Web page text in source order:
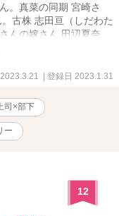
。真菜の同期 宮崎さ
古株 志田亘（しだわた
んの嫁さん 田辺夏奈
やたら強い
| 登録日 2023.1.31
上司×部下
ー
12